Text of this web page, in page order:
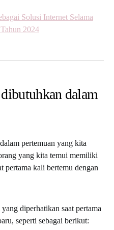
Solusi Internet Selama
2024
dalam
pertemuan yang kita
yang kita temui memiliki
pertama kali bertemu dengan
diperhatikan saat pertama
seperti sebagai berikut: